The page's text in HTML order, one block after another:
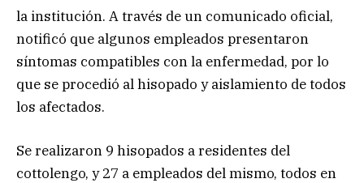
la institución. A través de un comunicado oficial,
notificó que algunos empleados presentaron
síntomas compatibles con la enfermedad, por lo
que se procedió al hisopado y aislamiento de todos
los afectados.
Se realizaron 9 hisopados a residentes del
cottolengo, y 27 a empleados del mismo, todos en